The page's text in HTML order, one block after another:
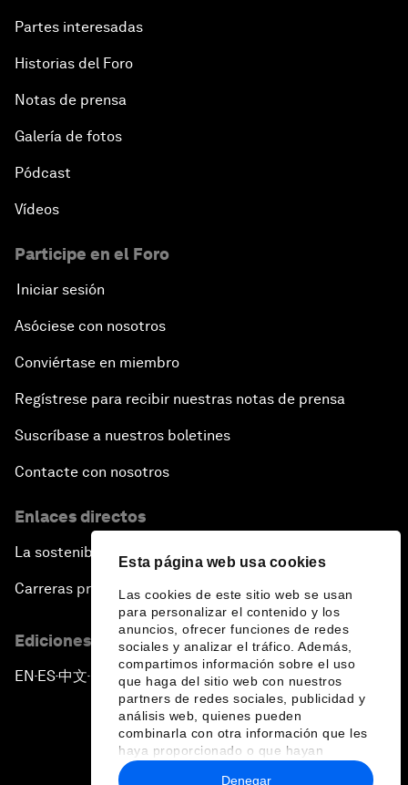
Esta página web usa cookies
Las cookies de este sitio web se usan
para personalizar el contenido y los
anuncios, ofrecer funciones de redes
sociales y analizar el tráfico. Además,
compartimos información sobre el uso
que haga del sitio web con nuestros
partners de redes sociales, publicidad y
análisis web, quienes pueden
combinarla con otra información que les
haya proporcionado o que hayan
recopilado a partir del uso que haya
Denegar
Partes interesadas
Historias del Foro
Notas de prensa
Galería de fotos
Pódcast
Vídeos
Participe en el Foro
Iniciar sesión
Asóciese con nosotros
Conviértase en miembro
Regístrese para recibir nuestras notas de prensa
Suscríbase a nuestros boletines
Contacte con nosotros
Enlaces directos
La sostenibilidad en el Foro
Carreras profesionales
Ediciones en otros idiomas
EN ▪ES▪中文▪ 日本語